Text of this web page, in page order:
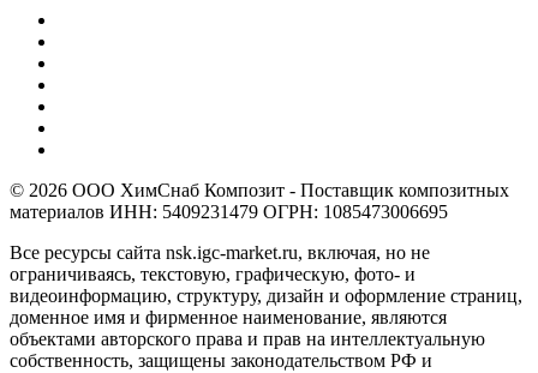
© 2026 ООО ХимСнаб Композит - Поставщик композитных
материалов ИНН: 5409231479 ОГРН: 1085473006695
Все ресурсы сайта nsk.igc-market.ru, включая, но не
ограничиваясь, текстовую, графическую, фото- и
видеоинформацию, структуру, дизайн и оформление страниц,
доменное имя и фирменное наименование, являются
объектами авторского права и прав на интеллектуальную
собственность, защищены законодательством РФ и